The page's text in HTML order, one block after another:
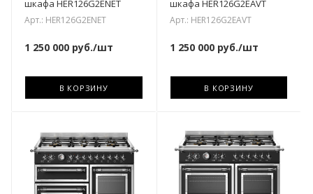
шкафа HER126G2ENET
Арт.: HER126G2ENET
1 250 000 руб./шт
В КОРЗИНУ
шкафа HER126G2EAVT
Арт.: HER126G2EAVT
1 250 000руб./шт
В КОРЗИНУ